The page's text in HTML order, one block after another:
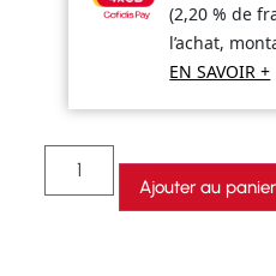
(2,20 % de
l’achat,
EN SAVOIR +
Ajouter au panier